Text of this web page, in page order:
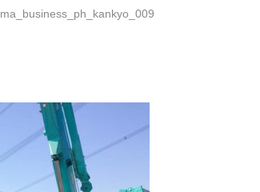
ma_business_ph_kankyo_009